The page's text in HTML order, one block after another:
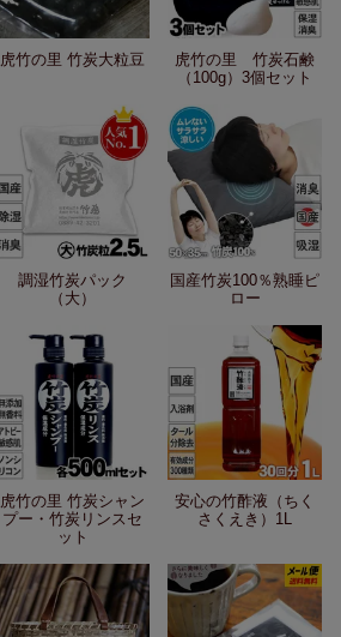
虎竹の里 竹炭大粒豆
虎竹の里 竹炭石鹸
（100g）3個セット
調湿竹炭パック
（大）
国産竹炭100％熟睡ピ
ロー
虎竹の里 竹炭シャン
プー・竹炭リンスセ
ット
安心の竹酢液（ちく
さくえき）1L